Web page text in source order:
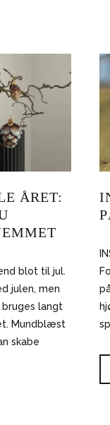
ÅRET:
blot til jul.
julen, men
langt
Mundblæst
skabe